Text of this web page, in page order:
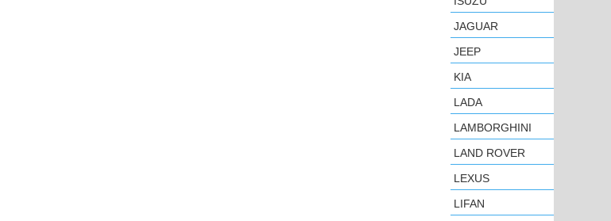
JAGUAR
JEEP
KIA
LADA
LAMBORGHINI
LAND ROVER
LEXUS
LIFAN